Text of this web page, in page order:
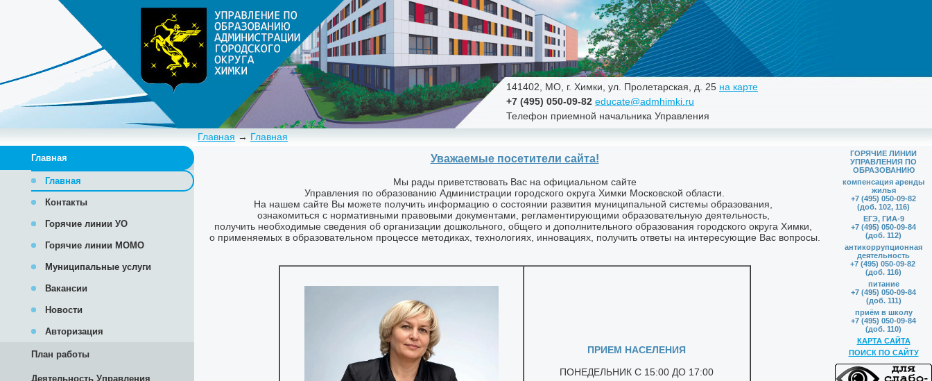
141402, МО, г. Химки, ул. Пролетарская, д. 25 на карте
+7 (495) 050-09-82 educate@admhimki.ru
Телефон приемной начальника Управления
Главная → Главная
Главная
Главная
Контакты
Горячие линии УО
Горячие линии МОМО
Муниципальные услуги
Вакансии
Новости
Авторизация
План работы
Деятельность Управления
ГОРЯЧИЕ ЛИНИИ
УПРАВЛЕНИЯ ПО
ОБРАЗОВАНИЮ
компенсация аренды
жилья
+7 (495) 050-09-82
(доб. 102, 116)
ЕГЭ, ГИА-9
+7 (495) 050-09-84
(доб. 112)
антикоррупционная
деятельность
+7 (495) 050-09-82
(доб. 116)
питание
+7 (495) 050-09-84
(доб. 111)
приём в школу
+7 (495) 050-09-84
(доб. 110)
КАРТА САЙТА
ПОИСК ПО САЙТУ